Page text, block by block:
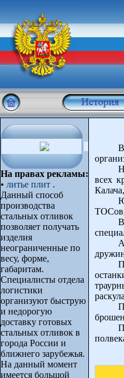
На правах рекламы:
• литье плит .
Данный способ
производства
стальных отливок
позволяет получать
изделия
неограниченные по
весу, форме,
габаритам.
Специалисты отдела
логистики
организуют быструю
и недорогую
доставку готовых
стальных отливок в
города России и
ближнего зарубежья.
На данный момент
имеется большой
всех
ТОСов,